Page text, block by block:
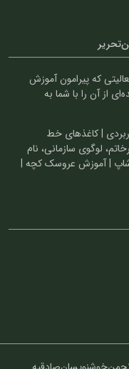
که پیرامون آموزش
از آن را با شما به
| کاغذهای خط
لوگوی سازمانی، نام
| آموزش عروسک کچه |